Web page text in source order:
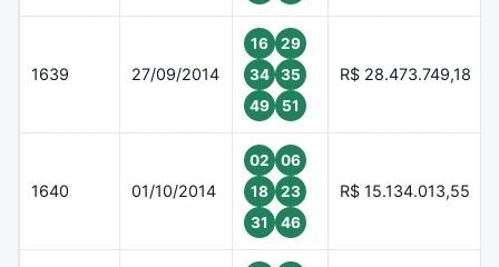
1639 27/09/2014
16
29
34
35
49
51
R$ 28.473.749,18
1640 01/10/2014
02
06
18
23
31
46
R$ 15.134.013,55